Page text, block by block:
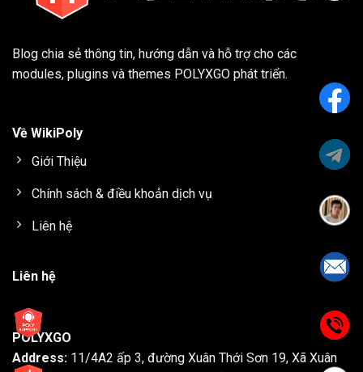
Blog chia sẻ thông tin, hướng dẫn và hỗ trợ cho các
modules, plugins và themes POLYXGO phát triển.
Về WikiPoly
Giới Thiệu
Chính sách & điều khoản dịch vụ
Liên hệ
Liên hệ
POLYXGO
Address: 11/4A2 ấp 3, đường Xuân Thới Sơn 19, Xã Xuân